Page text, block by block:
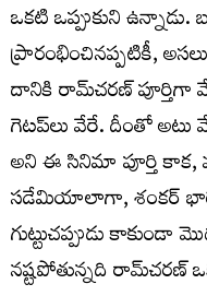
ఒకటి ఒప్పుకుని
ప్రారంభించినప్పటికీ,
దానికి రామ్చరణ్పూర్తిగా
గెటప్లు వేరే. దీంతో
అని ఈ సినిమా పూర్తి కాక,
సడేమియాలాగా, శంకర్
గుట్టుచప్పుడు
నష్టపోతున్నది రామ్చరణ్